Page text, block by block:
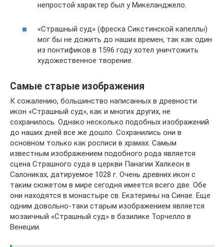
непростой характер был у Микеланджело.
«Страшный суд» (фреска Сикстинской капеллы)
мог бы не дожить до наших времен, так как один
из понтификов в 1596 году хотел уничтожить
художественное творение.
Самые старые изображения
К сожалению, большинство написанных в древности
икон «Страшный суд», как и многих других, не
сохранилось. Однако несколько подобных изображений
до наших дней все же дошло. Сохранились они в
основном только как росписи в храмах. Самым
известным изображением подобного рода является
сцена Страшного суда в церкви Панагии Халкеон в
Салониках, датируемое 1028 г. Очень древних икон с
таким сюжетом в мире сегодня имеется всего две. Обе
они находятся в монастыре св. Екатерины на Синае. Еще
одним довольно-таки старым изображением является
мозаичный «Страшный суд» в базилике Торчелло в
Венеции.